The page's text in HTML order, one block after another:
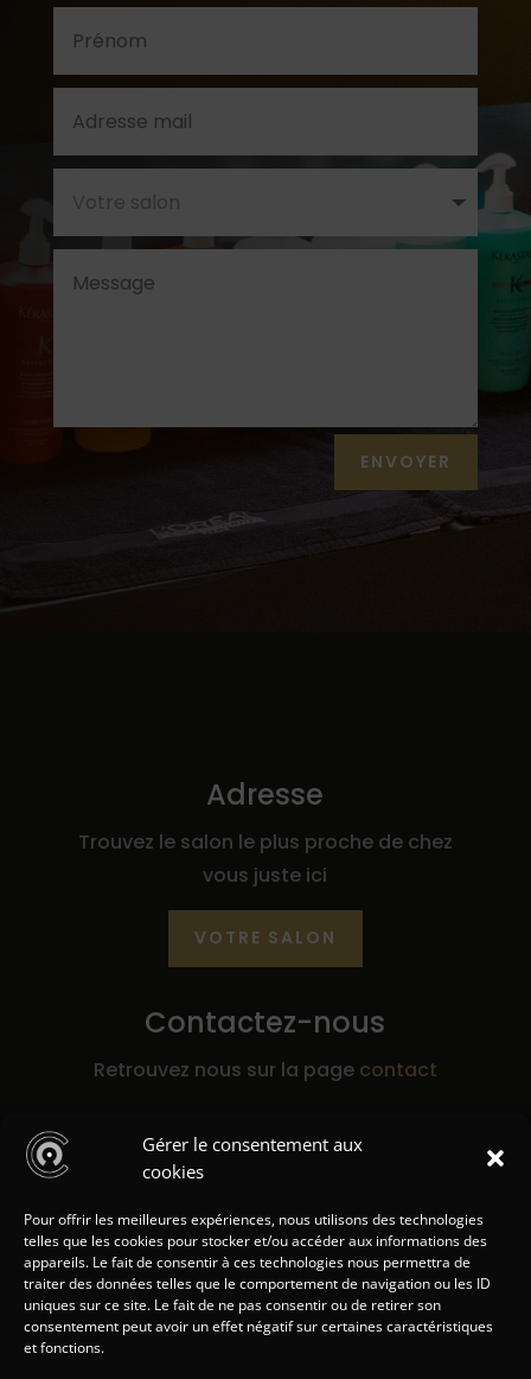
Gérer le consentement aux
cookies
Pour offrir les meilleures expériences, nous utilisons des technologies
telles que les cookies pour stocker et/ou accéder aux informations des
appareils. Le fait de consentir à ces technologies nous permettra de
traiter des données telles que le comportement de navigation ou les ID
uniques sur ce site. Le fait de ne pas consentir ou de retirer son
consentement peut avoir un effet négatif sur certaines caractéristiques
et fonctions.
ENVOYER
Alternative:
Adresse
Trouvez le salon le plus proche de chez
vous juste ici
VOTRE SALON
Contactez-nous
Retrouvez nous sur la page contact
E-mail
recrutement@holdingantoine.fr